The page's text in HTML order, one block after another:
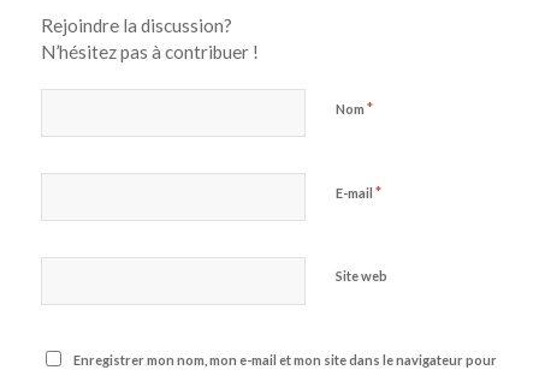
Rejoindre la discussion?
N’hésitez pas à contribuer !
Nom *
E-mail *
Site web
Enregistrer mon nom, mon e-mail et mon site dans le navigateur pour